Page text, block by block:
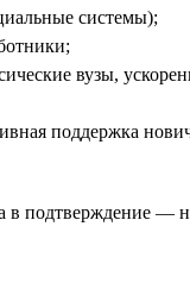
системы);
вузы,
поддержка
в подтверждение —